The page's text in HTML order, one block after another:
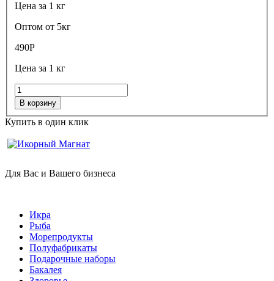
Цена за 1 кг
Оптом от 5кг
490Р
Цена за 1 кг
В корзину
Купить в один клик
Для Вас и Вашего бизнеса
Икра
Рыба
Морепродукты
Полуфабрикаты
Подарочные наборы
Бакалея